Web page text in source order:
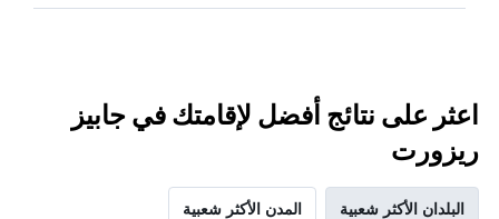
اعثر على نتائج أفضل لإقامتك في جابيز
ريزورت
البلدان الأكثر شعبية المدن الأكثر شعبية